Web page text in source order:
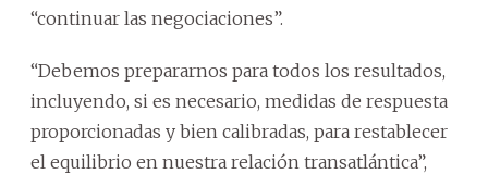
“continuar las negociaciones”.
“Debemos prepararnos para todos los resultados,
incluyendo, si es necesario, medidas de respuesta
proporcionadas y bien calibradas, para restablecer
el equilibrio en nuestra relación transatlántica”,